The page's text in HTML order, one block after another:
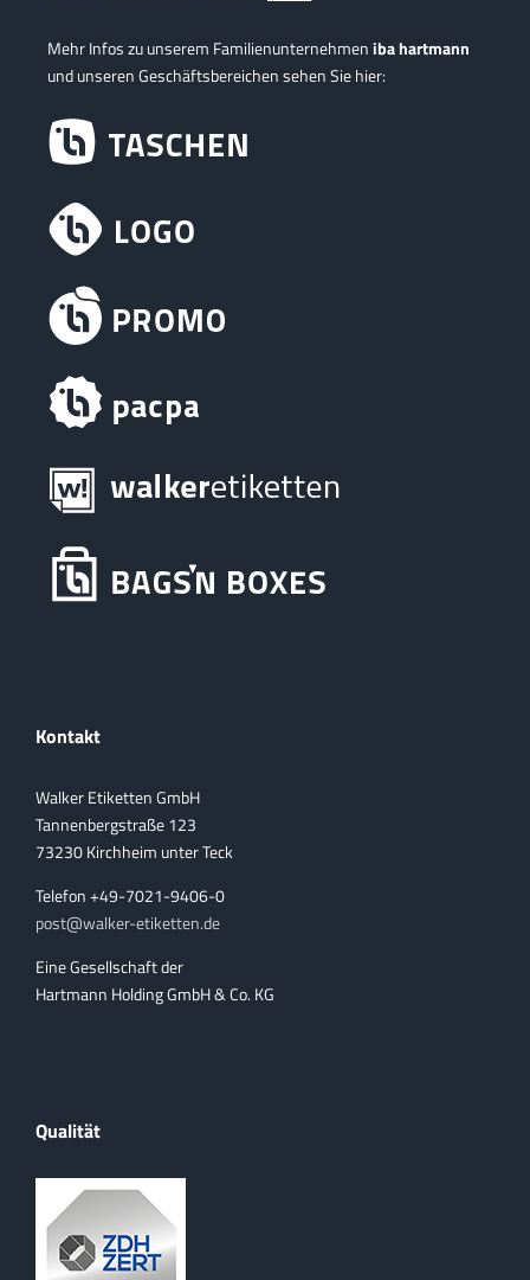
Mehr Infos zu unserem Familienunternehmeniba hartmann
und unseren Geschäftsbereichen sehen Sie hier:
Kontakt
Walker Etiketten GmbH
Tannenbergstraße 123
73230 Kirchheim unter Teck
Telefon +49-7021-9406-0
post@walker-etiketten.de
Eine Gesellschaft der
Hartmann Holding GmbH & Co. KG
Qualität